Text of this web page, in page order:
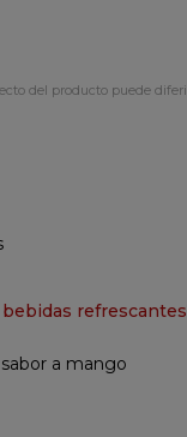
del producto puede
refrescantes
a mango